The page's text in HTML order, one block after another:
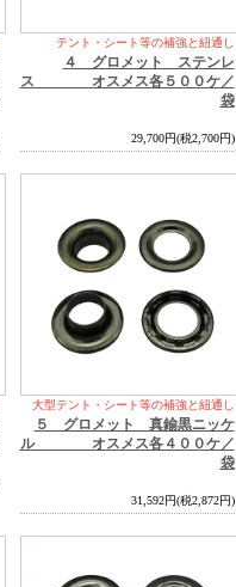
テント・シート等の補強と紐通し
４ グロメット ステンレ
ス オスメス各５００ケ／
袋
29,700円(税2,700円)
大型テント・シート等の補強と紐通し
５ グロメット 真鍮黒ニッケ
ル オスメス各４００ケ／
袋
31,592円(税2,872円)